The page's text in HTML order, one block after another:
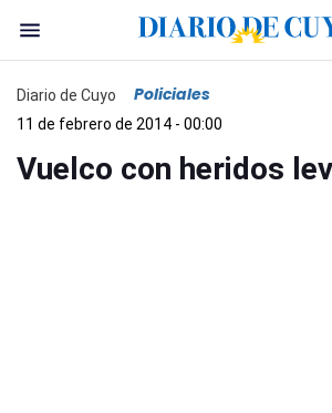
Diario de Cuyo Policiales
11 de febrero de 2014 - 00:00
Vuelco con heridos